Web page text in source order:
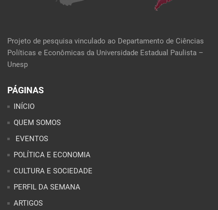
Projeto de pesquisa vinculado ao Departamento de Ciências
Políticas e Econômicas da Universidade Estadual Paulista –
Unesp
PÁGINAS
INÍCIO
QUEM SOMOS
EVENTOS
POLÍTICA E ECONOMIA
CULTURA E SOCIEDADE
PERFIL DA SEMANA
ARTIGOS